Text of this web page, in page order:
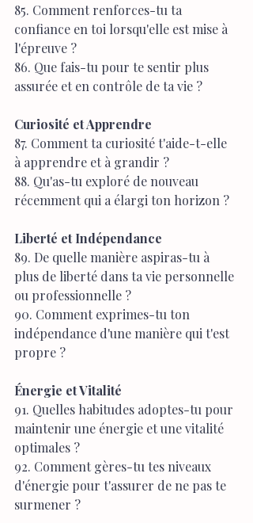
85. Comment renforces-tu ta
confiance en toi lorsqu'elle est mise à
l'épreuve ?
86. Que fais-tu pour te sentir plus
assurée et en contrôle de ta vie ?
Curiosité et Apprendre
87. Comment ta curiosité t'aide-t-elle
à apprendre et à grandir ?
88. Qu'as-tu exploré de nouveau
récemment qui a élargi ton horizon ?
Liberté et Indépendance
89. De quelle manière aspiras-tu à
plus de liberté dans ta vie personnelle
ou professionnelle ?
90. Comment exprimes-tu ton
indépendance d'une manière qui t'est
propre ?
Énergie et Vitalité
91. Quelles habitudes adoptes-tu pour
maintenir une énergie et une vitalité
optimales ?
92. Comment gères-tu tes niveaux
d'énergie pour t'assurer de ne pas te
surmener ?